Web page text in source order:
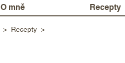
O mně Recepty
> Recepty >